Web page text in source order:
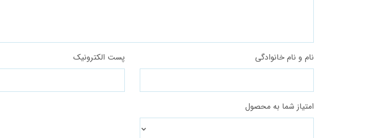
نام و نام خانوادگی پست الکترونیک
امتیاز شما به محصول